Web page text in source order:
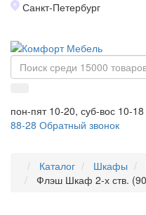
Санкт-Петербург
пон-пят 10-20, суб-вос 10-18
88-28 Обратный звонок
Каталог
Шкафы
Флэш Шкаф 2-х ств.